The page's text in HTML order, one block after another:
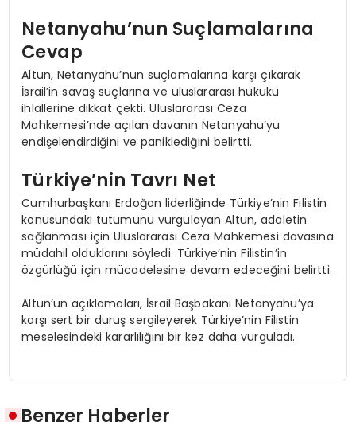
Netanyahu’nun Suçlamalarına
Cevap
Altun, Netanyahu’nun suçlamalarına karşı çıkarak
İsrail’in savaş suçlarına ve uluslararası hukuku
ihlallerine dikkat çekti. Uluslararası Ceza
Mahkemesi’nde açılan davanın Netanyahu’yu
endişelendirdiğini ve paniklediğini belirtti.
Türkiye’nin Tavrı Net
Cumhurbaşkanı Erdoğan liderliğinde Türkiye’nin Filistin
konusundaki tutumunu vurgulayan Altun, adaletin
sağlanması için Uluslararası Ceza Mahkemesi davasına
müdahil olduklarını söyledi. Türkiye’nin Filistin’in
özgürlüğü için mücadelesine devam edeceğini belirtti.
Altun’un açıklamaları, İsrail Başbakanı Netanyahu’ya
karşı sert bir duruş sergileyerek Türkiye’nin Filistin
meselesindeki kararlılığını bir kez daha vurguladı.
Benzer Haberler